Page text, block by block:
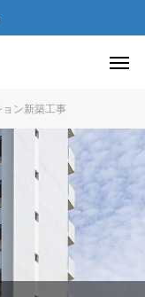
ン新築工事